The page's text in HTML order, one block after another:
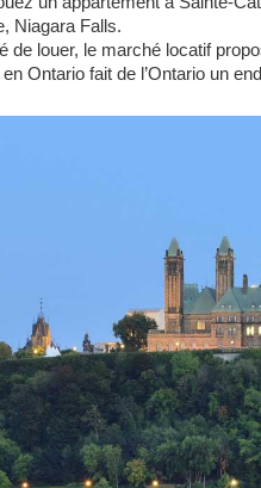
Niagara Falls.
de louer, le marché locatif
Ontario fait de l’Ontario un